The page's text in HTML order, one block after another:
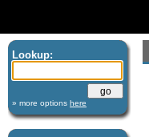
Lookup:
» more options here